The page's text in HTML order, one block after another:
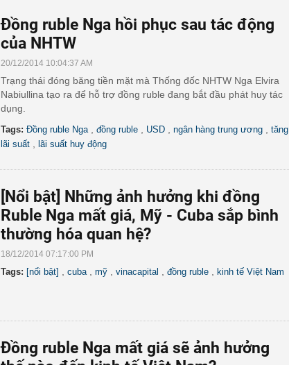
Đồng ruble Nga hồi phục sau tác động
của NHTW
20/12/2014 10:04:37 AM
Trạng thái đóng băng tiền mặt mà Thống đốc NHTW Nga Elvira
Nabiullina tạo ra để hỗ trợ đồng ruble đang bắt đầu phát huy tác
dụng.
Tags: Đồng ruble Nga đồng ruble USD ngân hàng trung ương
tăng
lãi suất
lãi suất huy động
[Nổi bật] Những ảnh hưởng khi đồng
Ruble Nga mất giá, Mỹ - Cuba sắp bình
thường hóa quan hệ?
18/12/2014 07:17:00 PM
Tags: [nổi bật] cuba mỹ vinacapital đồng ruble kinh tế Việt Nam
Đồng ruble Nga mất giá sẽ ảnh hưởng